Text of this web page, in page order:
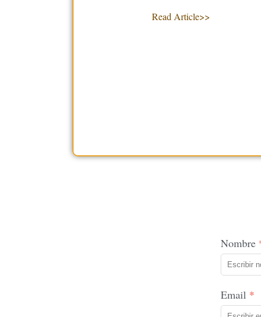
Read Article>>
Nombre
Email